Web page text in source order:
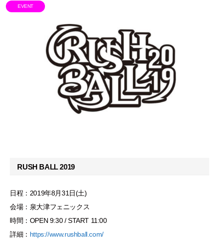
EVENT
RUSH BALL 2019
日程：2019年8月31日(土)
会場：泉大津フェニックス
時間：OPEN 9:30 / START 11:00
詳細： https://www.rushball.com/